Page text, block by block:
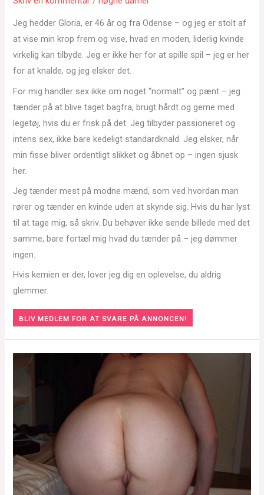
Jeg hedder Gloria, er 46 år og fra Odense – og jeg er stolt af
at vise min krop frem og vise, hvad en moden, liderlig kvinde
virkelig kan tilbyde. Jeg er ikke her for at spille spil – jeg er her
for at knalde, og jeg elsker det.
For mig handler sex ikke om noget “normalt” og pænt – jeg
tænder på at blive taget bagfra, brugt hårdt og gerne med
legetøj, hvis du er frisk på det. Jeg tilbyder passioneret og
intens sex, ikke bare kedeligt standardknald. Jeg elsker, når
min fisse bliver ordentligt slikket og åbnet op – ingen sjusk
her.
Jeg tænder mest på modne mænd, som ved hvordan man
rører og tænder en kvinde uden at skynde sig. Hvis du har lyst
til at tage mig, så skriv. Du behøver ikke sende billede med det
samme, bare fortæl mig hvad du tænder på – jeg dømmer
ingen.
Hvis kemien er der, lover jeg dig en oplevelse, du aldrig
glemmer.
BLIV MEDLEM FOR AT SVARE PÅ ANNONCEN!